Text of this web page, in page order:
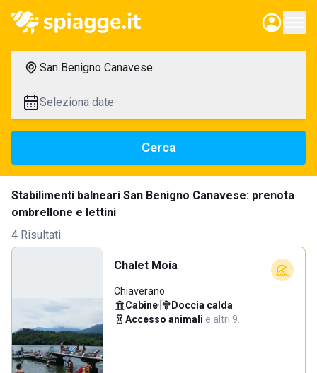
San Benigno Canavese
Seleziona date
Cerca
Stabilimenti balneari San Benigno Canavese: prenota
ombrellone e lettini
4 Risultati
Chalet Moia
Chiaverano
Cabine· Doccia calda·
Accesso animali·e altri 9…